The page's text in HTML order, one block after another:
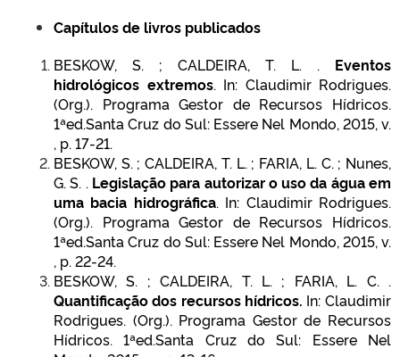
Capítulos de livros publicados
BESKOW, S. ; CALDEIRA, T. L. . Eventos
hidrológicos extremos. In: Claudimir Rodrigues.
(Org.). Programa Gestor de Recursos Hídricos.
1ªed.Santa Cruz do Sul: Essere Nel Mondo, 2015, v.
, p. 17-21.
BESKOW, S. ; CALDEIRA, T. L. ; FARIA, L. C. ; Nunes,
G. S. . Legislação para autorizar o uso da água em
uma bacia hidrográfica. In: Claudimir Rodrigues.
(Org.). Programa Gestor de Recursos Hídricos.
1ªed.Santa Cruz do Sul: Essere Nel Mondo, 2015, v.
, p. 22-24.
BESKOW, S. ; CALDEIRA, T. L. ; FARIA, L. C. .
Quantificação dos recursos hídricos. In: Claudimir
Rodrigues. (Org.). Programa Gestor de Recursos
Hídricos. 1ªed.Santa Cruz do Sul: Essere Nel